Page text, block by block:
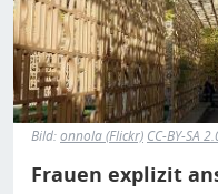
Bild:onnola (Flickr) CC-BY-SA
Frauen explizit